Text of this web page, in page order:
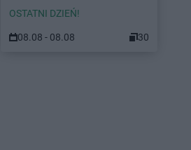
OSTATNI DZIEŃ!
08.08 - 08.08 30